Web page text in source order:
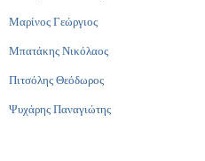
Μαρίνος Γεώργιος
Μπατάκης Νικόλαος
Πιτσόλης Θεόδωρος
Ψυχάρης Παναγιώτης